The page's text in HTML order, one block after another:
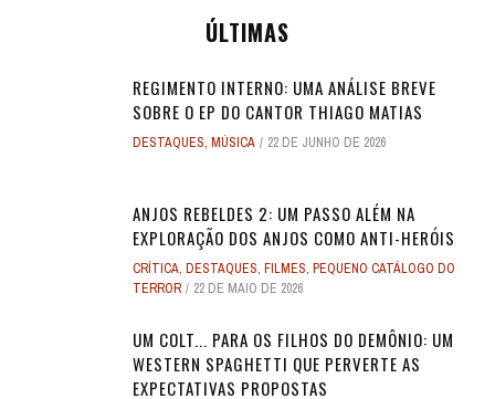
ÚLTIMAS
REGIMENTO INTERNO: UMA ANÁLISE BREVE
SOBRE O EP DO CANTOR THIAGO MATIAS
DESTAQUES, MÚSICA 22 DE JUNHO DE 2026
ANJOS REBELDES 2: UM PASSO ALÉM NA
EXPLORAÇÃO DOS ANJOS COMO ANTI-HERÓIS
CRÍTICA, DESTAQUES, FILMES, PEQUENO CATÁLOGO DO
TERROR
22 DE MAIO DE 2026
UM COLT... PARA OS FILHOS DO DEMÔNIO: UM
WESTERN SPAGHETTI QUE PERVERTE AS
EXPECTATIVAS PROPOSTAS